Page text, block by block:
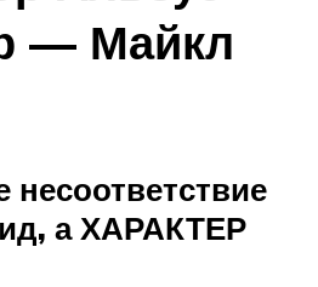
— Майкл
несоответствие
а ХАРАКТЕР